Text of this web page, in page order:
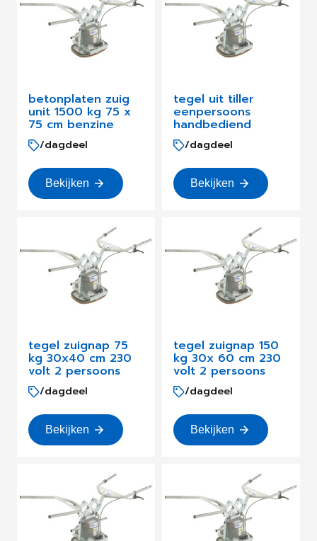
betonplaten zuig
unit 1500 kg 75 x
75 cm benzine
/dagdeel
Bekijken
tegel uit tiller
eenpersoons
handbediend
/dagdeel
Bekijken
tegel zuignap 75
kg 30x40 cm 230
volt 2 persoons
/dagdeel
Bekijken
tegel zuignap 150
kg 30x 60 cm 230
volt 2 persoons
/dagdeel
Bekijken